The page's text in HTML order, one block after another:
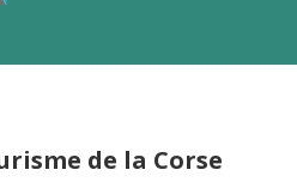
de la Corse